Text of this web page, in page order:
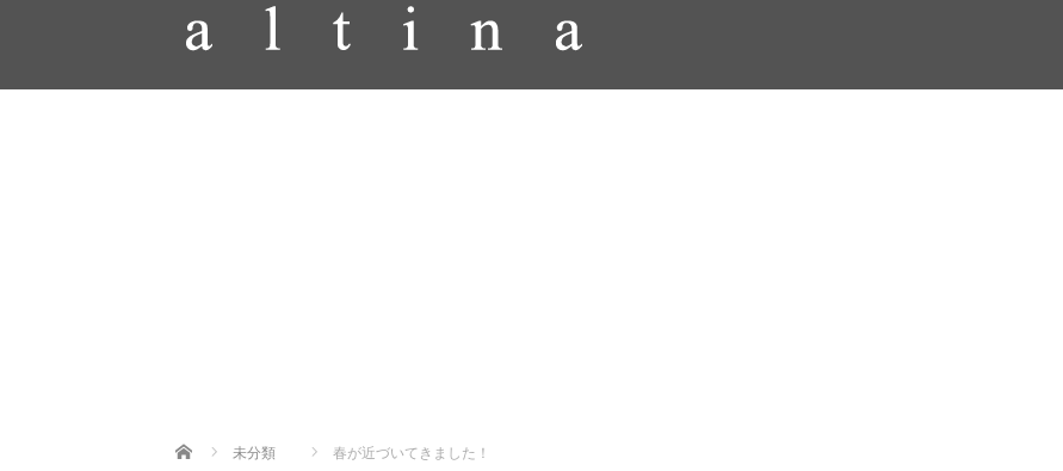
Home 未分類 春が近づいてきました！